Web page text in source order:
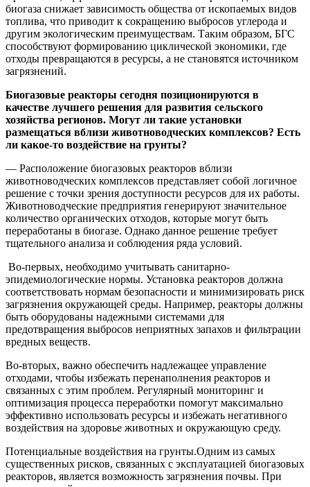
биогаза снижает зависимость общества от ископаемых видов
топлива, что приводит к сокращению выбросов углерода и
другим экологическим преимуществам. Таким образом, БГС
способствуют формированию циклической экономики, где
отходы превращаются в ресурсы, а не становятся источником
загрязнений.
Биогазовые реакторы сегодня позиционируются в
качестве лучшего решения для развития сельского
хозяйства регионов. Могут ли такие установки
размещаться вблизи животноводческих комплексов? Есть
ли какое-то воздействие на грунты?
— Расположение биогазовых реакторов вблизи
животноводческих комплексов представляет собой логичное
решение с точки зрения доступности ресурсов для их работы.
Животноводческие предприятия генерируют значительное
количество органических отходов, которые могут быть
переработаны в биогазе. Однако данное решение требует
тщательного анализа и соблюдения ряда условий.
Во-первых, необходимо учитывать санитарно-
эпидемиологические нормы. Установка реакторов должна
соответствовать нормам безопасности и минимизировать риск
загрязнения окружающей среды. Например, реакторы должны
быть оборудованы надежными системами для
предотвращения выбросов неприятных запахов и фильтрации
вредных веществ.
Во-вторых, важно обеспечить надлежащее управление
отходами, чтобы избежать перенаполнения реакторов и
связанных с этим проблем. Регулярный мониторинг и
оптимизация процесса переработки помогут максимально
эффективно использовать ресурсы и избежать негативного
воздействия на здоровье животных и окружающую среду.
Потенциальные воздействия на грунты.Одним из самых
существенных рисков, связанных с эксплуатацией биогазовых
реакторов, является возможность загрязнения почвы. При